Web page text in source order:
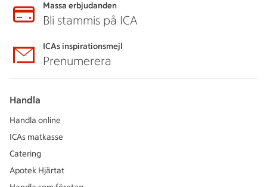
Massa erbjudanden
Bli stammis på ICA
ICAs inspirationsmejl
Prenumerera
Handla
Handla online
ICAs matkasse
Catering
Apotek Hjärtat